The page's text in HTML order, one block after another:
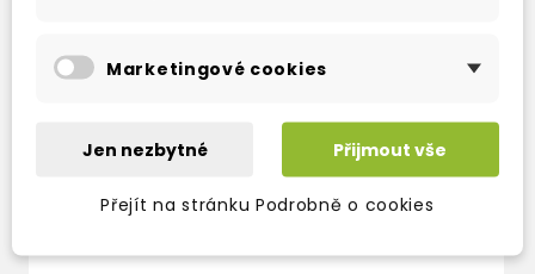
2-3 týdny 2-3 týdny
269 Kč -15% 229 Kč
Marketingové cookies
Jen nezbytné Přijmout vše
Přejít na stránku Podrobně o cookies